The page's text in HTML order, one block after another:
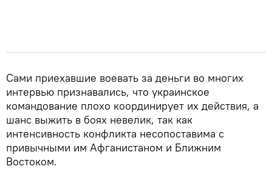
Сами приехавшие воевать за деньги во многих
интервью признавались, что украинское
командование плохо координирует их действия, а
шанс выжить в боях невелик, так как
интенсивность конфликта несопоставима с
привычными им Афганистаном и Ближним
Востоком.